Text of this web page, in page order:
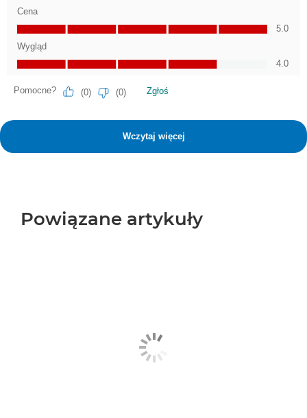
Powiązane artykuły